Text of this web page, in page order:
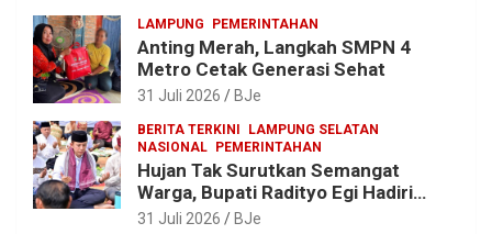
LAMPUNG PEMERINTAHAN
Anting Merah, Langkah SMPN 4
Metro Cetak Generasi Sehat
31 Juli 2026 BJe
BERITA TERKINI
LAMPUNG SELATAN
NASIONAL PEMERINTAHAN
Hujan Tak Surutkan Semangat
Warga, Bupati Radityo Egi Hadiri
Tradisi Sedekah Bumi 206 Tahun di
31 Juli 2026 BJe